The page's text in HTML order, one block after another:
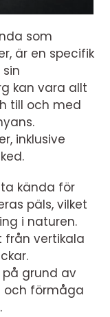
som
är en specifik
kan vara allt
till och med
inklusive
kända för
päls, vilket
i naturen.
från vertikala
grund av
och förmåga